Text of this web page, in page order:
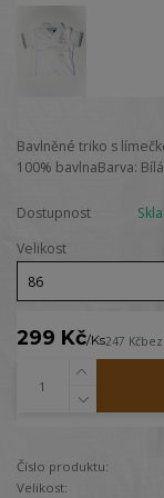
Bavlněné triko s
100% bavlnaBarva:
Dostupnost
Velikost
299 Kč/Ks247 Kčbez
Číslo produktu:
Velikost: